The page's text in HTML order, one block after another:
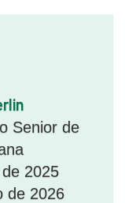
Senior de
2025
de 2026